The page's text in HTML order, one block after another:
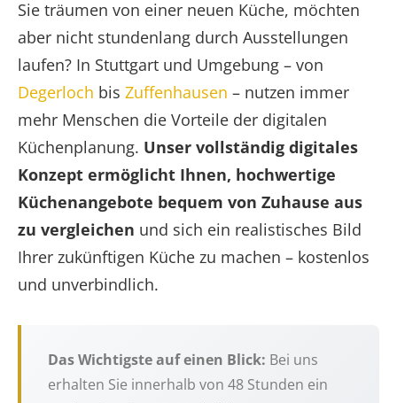
Sie träumen von einer neuen Küche, möchten
aber nicht stundenlang durch Ausstellungen
laufen? In Stuttgart und Umgebung – von
Degerloch bis Zuffenhausen – nutzen immer
mehr Menschen die Vorteile der digitalen
Küchenplanung. Unser vollständig digitales
Konzept ermöglicht Ihnen, hochwertige
Küchenangebote bequem von Zuhause aus
zu vergleichen und sich ein realistisches Bild
Ihrer zukünftigen Küche zu machen – kostenlos
und unverbindlich.
Das Wichtigste auf einen Blick: Bei uns
erhalten Sie innerhalb von 48 Stunden ein